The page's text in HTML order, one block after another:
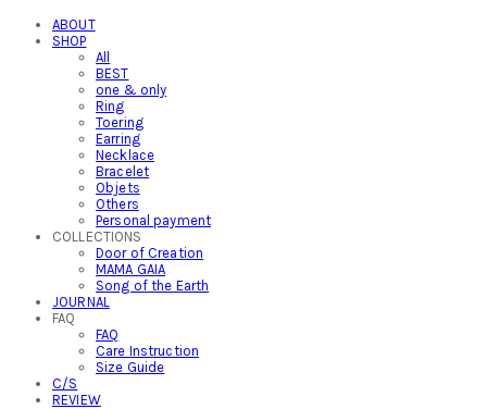
ABOUT
SHOP
All
BEST
one & only
Ring
Toering
Earring
Necklace
Bracelet
Objets
Others
Personal payment
COLLECTIONS
Door of Creation
MAMA GAIA
Song of the Earth
JOURNAL
FAQ
FAQ
Care Instruction
Size Guide
C/S
REVIEW